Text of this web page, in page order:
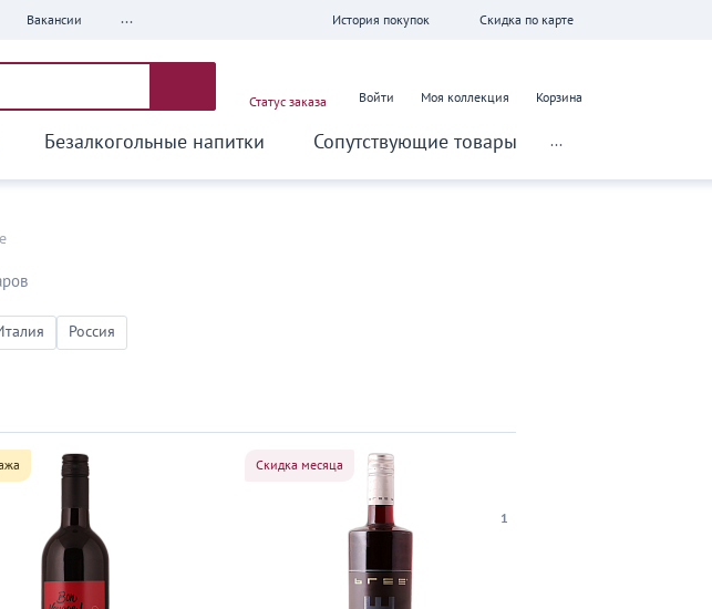
Вакансии ... История покупок Скидка по карте
Статус заказа Войти Моя коллекция Корзина
Безалкогольные напитки Сопутствующие товары ...
Россия
1
Скидка месяца